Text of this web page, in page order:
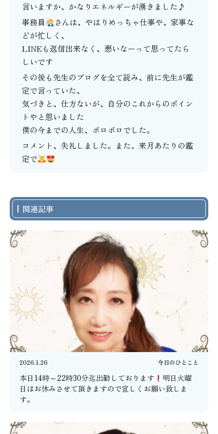
言いますか、かなりエネルギーが湧きました♪
事務員
さんは、やはりめっちゃ仕事や、家事な
どが忙しく、
LINEも返信出来なく、悪いなーって思ってたら
しいです
その後も先生のブログを全て読み、前に先生が鑑
定で言っていた、
気づきと、仕方ないが、自分のこれからのポイン
トやと思いました
僕の今までの人生、ボロボロでした。
コメント、失礼しました。また、来月あたりの鑑
定で
関連記事
2026.1.26 今日のひとこと
本日14時～22時30分迄出勤しております
明日火曜
日はお休みさせて頂きますので宜しくお願い致しま
す。